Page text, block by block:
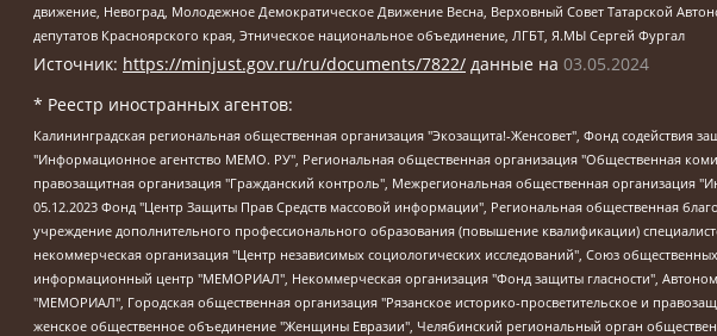
движение, Невоград, Молодежное Демократическое Движение Весна, Верховный Совет Татарской
депутатов Красноярского края, Этническое национальное объединение, ЛГБТ, Я.МЫ Сергей Фургал
Источник: https://minjust.gov.ru/ru/documents/7822/ данные на 03.05.2024
* Реестр иностранных агентов:
Калининградская региональная общественная организация "Экозащита!-Женсовет", Фонд содействия защите прав и свобод граждан "Общественный вердикт", Фонд "Институт Развития Свободы Информации", Частное учреждение "Информационное агентство МЕМО. РУ", Региональная общественная организация "Общественная комиссия по сохранению наследия академика Сахарова", Фонд поддержки свободы прессы, Санкт-Петербургская общественная правозащитная организация "Гражданский контроль", Межрегиональная общественная организация "Информационно-просветительский центр "Мемориал", Региональный Фонд "Центр Защиты Прав Средств Массовой Информации", с 05.12.2023 Фонд "Центр Защиты Прав Средств массовой информации", Региональная общественная благотворительная организация помощи беженцам и мигрантам "Гражданское содействие", Негосударственное образовательное учреждение дополнительного профессионального образования (повышение квалификации) специалистов "АКАДЕМИЯ ПО ПРАВАМ ЧЕЛОВЕКА", Свердловская региональная общественная организация "Сутяжник", Автономная некоммерческая организация "Центр независимых социологических исследований", Союз общественных объединений "Российский исследовательский центр по правам человека", Региональное общественное учреждение научно-информационный центр "МЕМОРИАЛ", Некоммерческая организация "Фонд защиты гласности", Автономная некоммерческая организация "Институт прав человека", Городская общественная организация "Екатеринбургское общество "МЕМОРИАЛ", Городская общественная организация "Рязанское историко-просветительское и правозащитное общество "Мемориал" (Рязанский Мемориал), Челябинский региональный орган общественной самодеятельности – женское общественное объединение "Женщины Евразии", Челябинский региональный орган общественной самодеятельности "Уральская правозащитная группа", Фонд содействия защите здоровья и социальной справедливости имени Андрея Рылькова, Автономная Некоммерческая Организация "Аналитический Центр Юрия Левады", Автономная некоммерческая организация социальной поддержки населения "Проект Апрель", Региональная общественная организация помощи женщинам и детям, находящимся в кризисной ситуации "Информационно-методический центр "Анна", Фонд содействия развитию массовых коммуникаций и правовому просвещению "Так-так-Так", Фонд содействия устойчивому развитию "Серебряная тайга", Свердловский региональный общественный фонд социальных проектов "Новое время", "Idel.Реалии", Кавказ.Реалии, Крым.Реалии, Телеканал Настоящее Время, Татаро-башкирская служба Радио Свобода (Azatliq Radiosi), Радио Свободная Европа/Радио Свобода (PCE/PC), "Сибирь.Реалии", "Фактограф", Благотворительный фонд помощи осужденным и их семьям, Автономная некоммерческая организация "Институт глобализации и социальных движений", Фонд "В защиту прав заключенных", Частное учреждение "Центр поддержки и содействия развитию средств массовой информации", Пензенский региональный общественный благотворительный фонд "Гражданский союз", "Север.Реалии", Некоммерческая организация Фонд "Правовая инициатива", Общество с ограниченной ответственностью "Радио Свободная Европа/Радио Свобода", Чешское информационное агентство "MEDIUM-ORIENT", Красноярская региональная общественная организация "Мы против СПИДа", Камалягин Денис Николаевич, Маркелов Сергей Евгеньевич, Пономарев Лев Александрович, Савицкая Людмила Алексеевна, Автономная некоммерческая организация "Центр по работе с проблемой насилия "НАСИЛИЮ.НЕТ", Межрегиональный профессиональный союз работников здравоохранения "Альянс врачей", Юридическое лицо, зарегистрированное в Латвийской Республике, SIA "Medusa Project" (регистрационный номер 40103797863, дата регистрации 10.06.2014), Некоммерческая организация "Фонд по борьбе с коррупцией", Автономная некоммерческая организация "Институт права и публичной политики", Баданин Роман Сергеевич, Гликин Максим Александрович, Железнова Мария Михайловна, Лукьянова Юлия Сергеевна, Маетная Елизавета Витальевна, Маняхин Петр Борисович, Чуракова Ольга Владимировна, Ярош Юлия Петровна, Юридическое лицо "The Insider SIA", зарегистрированное в Риге, Латвийская Республика (дата регистрации 26.06.2015), являющееся администратором доменного имени интернет-издания "The Insider SIA", https://theins.ru, Постернак Алексей Евгеньевич, Рубин Михаил Аркадьевич, Анин Роман Александрович, Юридическое лицо Istories fonds, зарегистрированное в Латвийской Республике (регистрационный номер 50008295751, дата регистрации